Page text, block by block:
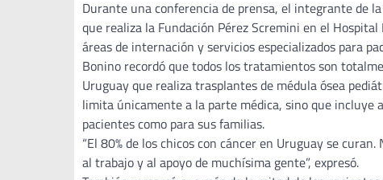
Durante una conferencia de prensa, el integrante de
que realiza la Fundación Pérez Scremini en el
áreas de internación y servicios especializados para
Bonino recordó que todos los tratamientos son
Uruguay que realiza trasplantes de médula ósea
limita únicamente a la parte médica, sino que incluye
pacientes como para sus familias.
“El 80% de los chicos con cáncer en Uruguay se
al trabajo y al apoyo de muchísima gente”, expresó.